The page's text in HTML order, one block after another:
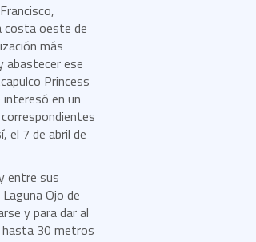
costa oeste de
más
abastecer ese
Princess
en un
el 7 de abril de
entre sus
Ojo de
y para dar al
hasta 30 metros